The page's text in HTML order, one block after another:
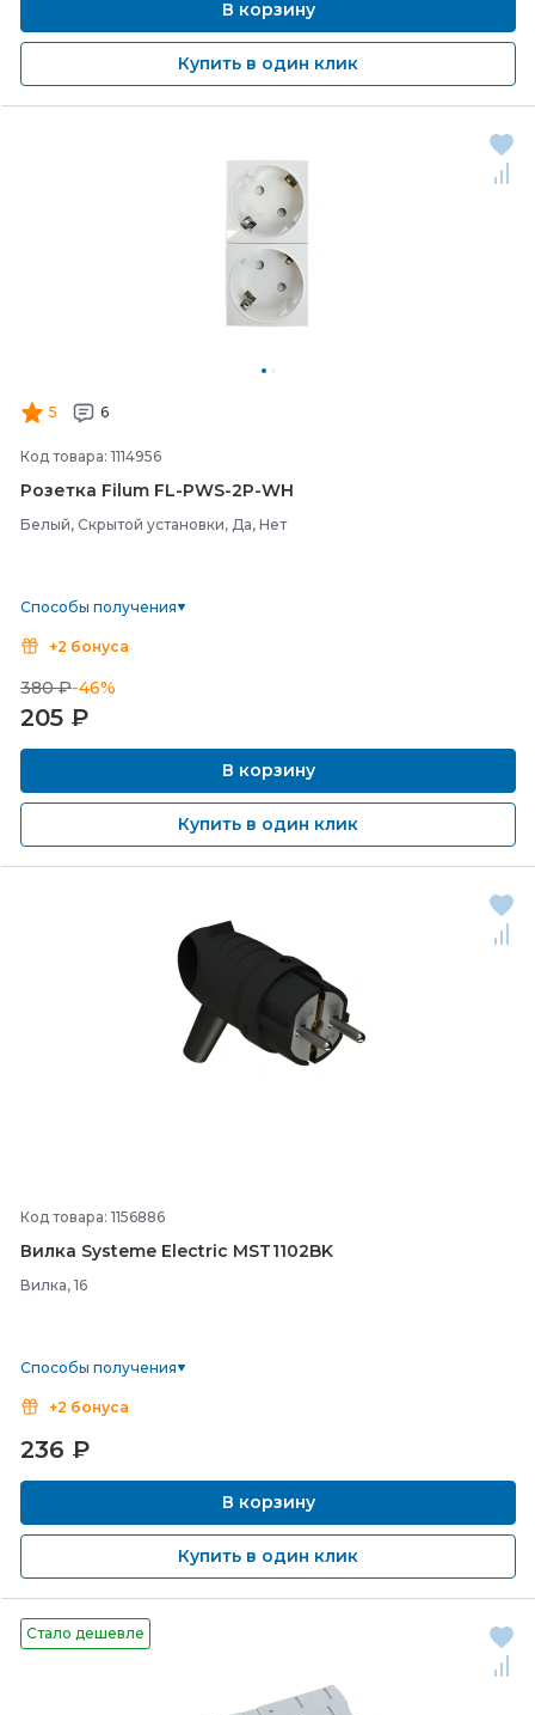
В корзину
Купить в один клик
5 6
Код товара: 1114956
Розетка Filum FL-PWS-2P-WH
Белый, Скрытой установки, Да, Нет
Способы получения
+2 бонуса
380 ₽-46%
205 ₽
В корзину
Купить в один клик
Код товара: 1156886
Вилка Systeme Electric MST1102BK
Вилка, 16
Способы получения
+2 бонуса
236 ₽
В корзину
Купить в один клик
Стало дешевле